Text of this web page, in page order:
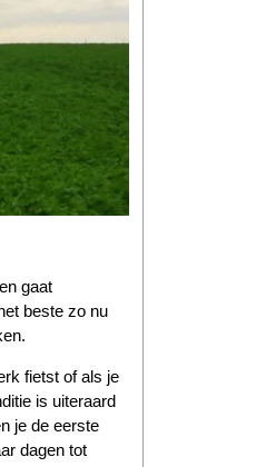
gaat
beste zo nu
fietst of als je
is uiteraard
je de eerste
dagen tot